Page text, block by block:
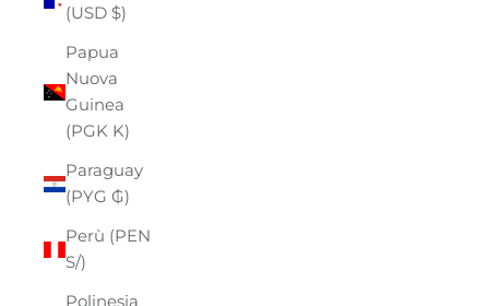
(USD $)
Papua
Nuova
Guinea
(PGK K)
Paraguay
(PYG ₲)
Perù (PEN
S/)
Polinesia